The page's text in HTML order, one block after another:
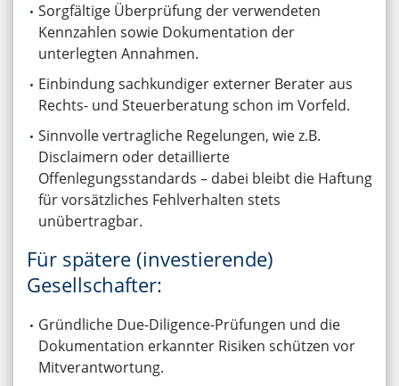
Sorgfältige Überprüfung der verwendeten
Kennzahlen sowie Dokumentation der
unterlegten Annahmen.
Einbindung sachkundiger externer Berater aus
Rechts- und Steuerberatung schon im Vorfeld.
Sinnvolle vertragliche Regelungen, wie z.B.
Disclaimern oder detaillierte
Offenlegungsstandards – dabei bleibt die Haftung
für vorsätzliches Fehlverhalten stets
unübertragbar.
Für spätere (investierende)
Gesellschafter:
Gründliche Due-Diligence-Prüfungen und die
Dokumentation erkannter Risiken schützen vor
Mitverantwortung.